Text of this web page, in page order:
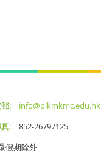
:
info@plkmkmc.edu.hk
:
852-26797125
假期除外